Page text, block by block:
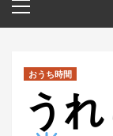
イ
ン
おうち時間
う